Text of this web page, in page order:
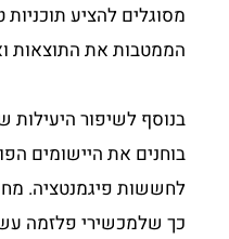
מסוגלים להציע
הממטבות את התוצאות
בנוסף לשיפור היעילות
בוחנים את היישומים
לחששות פיגמנטציה.
כך שלמכשירי פלזמה